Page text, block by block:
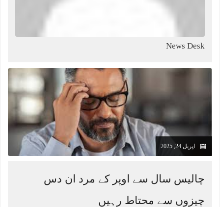
News Desk
اپریل 24, 2025
چالیس سال سے اوپر کے مرد ان دس
چیزوں سے محتاط رہیں